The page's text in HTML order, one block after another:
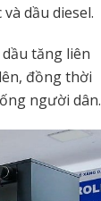
dầu diesel.
tăng liên
đồng thời
người dân.